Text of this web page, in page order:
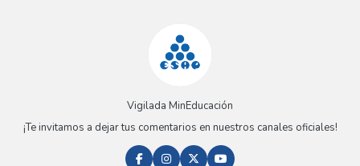
Vigilada MinEducación
¡Te invitamos a dejar tus comentarios en nuestros canales oficiales!